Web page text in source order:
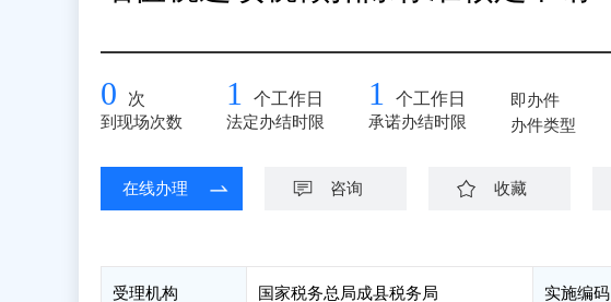
0 次
到现场次数
1 个工作日
法定办结时限
1 个工作日
承诺办结时限
即办件
办件类型
在线办理 咨询 收藏
受理机构 国家税务总局成县税务局 实施编码